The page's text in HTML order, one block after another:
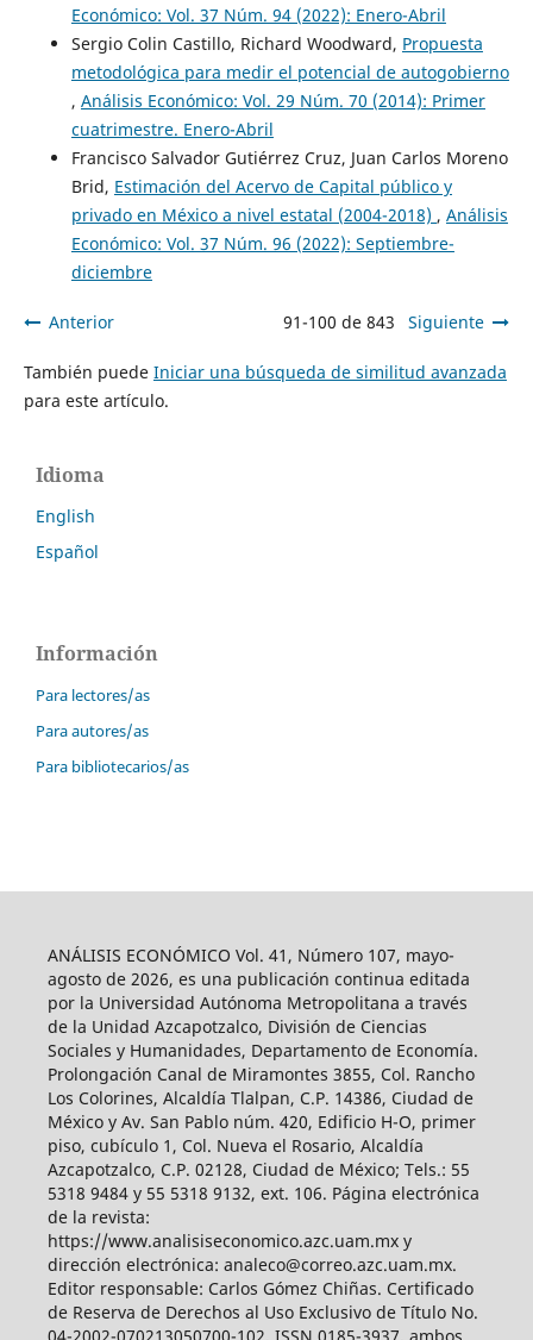
Económico: Vol. 37 Núm. 94 (2022): Enero-Abril
Sergio Colin Castillo, Richard Woodward, Propuesta
metodológica para medir el potencial de autogobierno
, Análisis Económico: Vol. 29 Núm. 70 (2014): Primer
cuatrimestre. Enero-Abril
Francisco Salvador Gutiérrez Cruz, Juan Carlos Moreno
Brid, Estimación del Acervo de Capital público y
privado en México a nivel estatal (2004-2018) , Análisis
Económico: Vol. 37 Núm. 96 (2022): Septiembre-
diciembre
Anterior 91-100 de 843 Siguiente
También puede Iniciar una búsqueda de similitud avanzada
para este artículo.
Idioma
English
Español
Información
Para lectores/as
Para autores/as
Para bibliotecarios/as
ANÁLISIS ECONÓMICO Vol. 41, Número 107, mayo-
agosto de 2026, es una publicación continua editada
por la Universidad Autónoma Metropolitana a través
de la Unidad Azcapotzalco, División de Ciencias
Sociales y Humanidades, Departamento de Economía.
Prolongación Canal de Miramontes 3855, Col. Rancho
Los Colorines, Alcaldía Tlalpan, C.P. 14386, Ciudad de
México y Av. San Pablo núm. 420, Edificio H-O, primer
piso, cubículo 1, Col. Nueva el Rosario, Alcaldía
Azcapotzalco, C.P. 02128, Ciudad de México; Tels.: 55
5318 9484 y 55 5318 9132, ext. 106. Página electrónica
de la revista:
https://www.analisiseconomico.azc.uam.mx y
dirección electrónica: analeco@correo.azc.uam.mx.
Editor responsable: Carlos Gómez Chiñas. Certificado
de Reserva de Derechos al Uso Exclusivo de Título No.